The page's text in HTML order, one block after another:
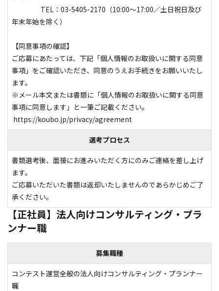
TEL：03-5405-2170（10:00～17:00／土日祝日及び
年末年始を除く）
【同意事項の確認】
ご応募にあたっては、下記「個人情報のお取扱いに関する同意
事項」をご確認いただき、同意のうえお手続きをお願いいたし
ます。
※メール本文または書類に「個人情報のお取扱いに関する同意
事項に同意します」と一筆ご記載ください。
https://koubo.jp/privacy/agreement
選考プロセス
書類選考後、面接にお進みいただく方にのみご連絡を差し上げ
ます。
ご応募いただいた書類は返却いたしませんのであらかじめご了
承ください。
【正社員】法人向けコンサルティング・プラ
ンナー職
募集職種
コンテスト運営全般の法人向けコンサルティング・プランナー
職